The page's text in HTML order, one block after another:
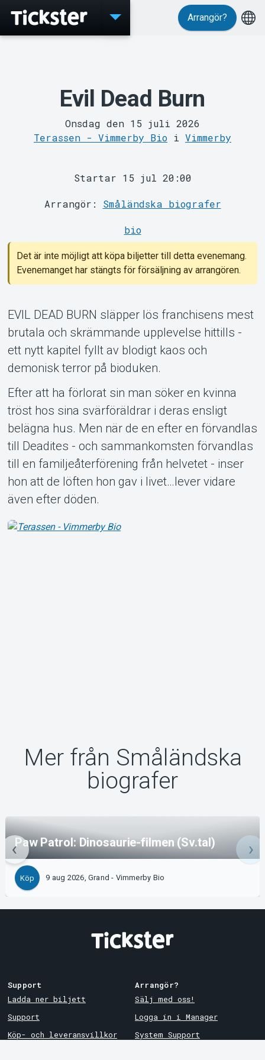
Support
Om Tickster
Arrangör?
Evil Dead Burn
Onsdag den 15 juli 2026
Terassen - Vimmerby Bio i Vimmerby
Startar 15 jul 20:00
Arrangör: Småländska biografer
bio
Det är inte möjligt att köpa biljetter till detta evenemang.
Evenemanget har stängts för försäljning av arrangören.
EVIL DEAD BURN släpper lös franchisens mest
brutala och skrämmande upplevelse hittills -
ett nytt kapitel fyllt av blodigt kaos och
demonisk terror på bioduken.
Efter att ha förlorat sin man söker en kvinna
tröst hos sina svärföräldrar i deras ensligt
belägna hus. Men när de en efter en förvandlas
till Deadites - och sammankomsten förvandlas
till en familjeåterförening från helvetet - inser
hon att de löften hon gav i livet…lever vidare
även efter döden.
Mer från Småländska
biografer
Paw Patrol: Dinosaurie-filmen (Sv.tal)
Köp 9 aug 2026, Grand - Vimmerby Bio
Support
Ladda ner biljett
Support
Köp- och leveransvillkor
Arrangör?
Sälj med oss!
Logga in i Manager
System Support